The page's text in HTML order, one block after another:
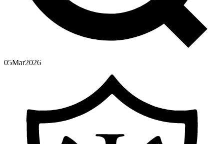
05Mar2026